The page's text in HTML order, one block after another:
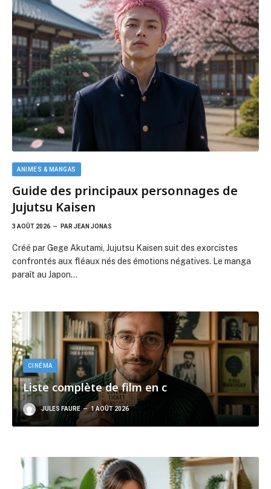
ANIMES & MANGAS
Guide des principaux personnages de
Jujutsu Kaisen
3 AOÛT 2026 PAR JEAN JONAS
Créé par Gege Akutami, Jujutsu Kaisen suit des exorcistes
confrontés aux fléaux nés des émotions négatives. Le manga
paraît au Japon…
CINÉMA
Liste complète de film en c
JULES FAURE 1 AOÛT 2026
CINÉMA